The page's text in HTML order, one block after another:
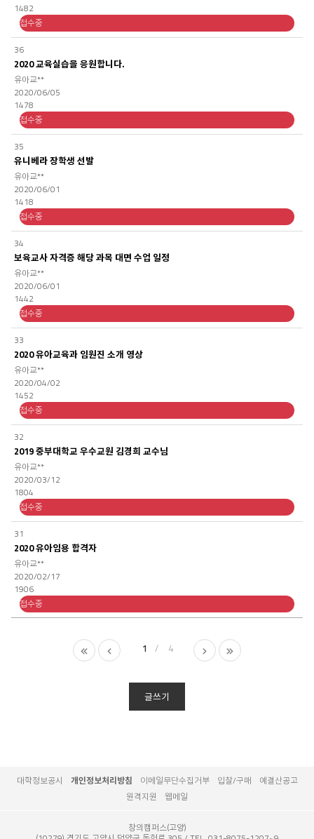
1482
접수중
36
2020 교육실습을 응원합니다.
유아교**
2020/06/05
1478
접수중
35
유니베라 장학생 선발
유아교**
2020/06/01
1418
접수중
34
보육교사 자격증 해당 과목 대면 수업 일정
유아교**
2020/06/01
1442
접수중
33
2020 유아교육과 임원진 소개 영상
유아교**
2020/04/02
1452
접수중
32
2019 중부대학교 우수교원 김경희 교수님
유아교**
2020/03/12
1804
접수중
31
2020 유아임용 합격자
유아교**
2020/02/17
1906
접수중
처
음
이
전
1 4
다
음
마
지
글쓰기
대학정보공시 개인정보처리방침 이메일무단수집거부 입찰/구매
예결산공고
원격지원
웹메일
창의캠퍼스(고양)